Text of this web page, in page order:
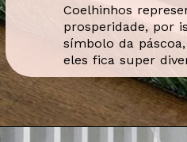
Coelhinhos
prosperidade, por
símbolo da
eles fica super